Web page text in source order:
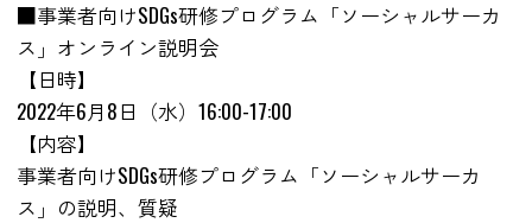
■事業者向けSDGs研修プログラム「ソーシャルサーカ
ス」オンライン説明会
【日時】
2022年6月8日（水）16:00-17:00
【内容】
事業者向けSDGs研修プログラム「ソーシャルサーカ
ス」の説明、質疑